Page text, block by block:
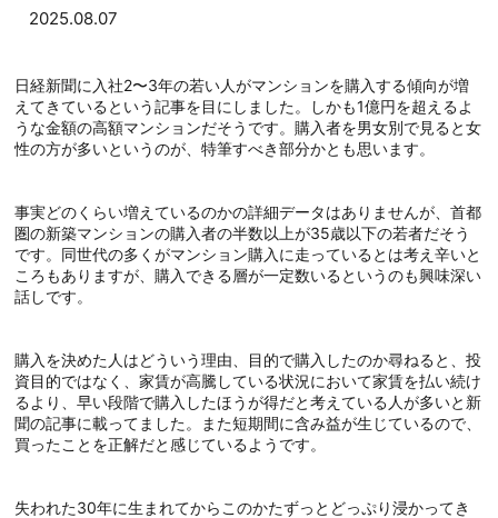
2025.08.07
日経新聞に入社2〜3年の若い人がマンションを購入する傾向が増
えてきているという記事を目にしました。しかも1億円を超えるよ
うな金額の高額マンションだそうです。購入者を男女別で見ると女
性の方が多いというのが、特筆すべき部分かとも思います。
事実どのくらい増えているのかの詳細データはありませんが、首都
圏の新築マンションの購入者の半数以上が35歳以下の若者だそう
です。同世代の多くがマンション購入に走っているとは考え辛いと
ころもありますが、購入できる層が一定数いるというのも興味深い
話しです。
購入を決めた人はどういう理由、目的で購入したのか尋ねると、投
資目的ではなく、家賃が高騰している状況において家賃を払い続け
るより、早い段階で購入したほうが得だと考えている人が多いと新
聞の記事に載ってました。また短期間に含み益が生じているので、
買ったことを正解だと感じているようです。
失われた30年に生まれてからこのかたずっとどっぷり浸かってき